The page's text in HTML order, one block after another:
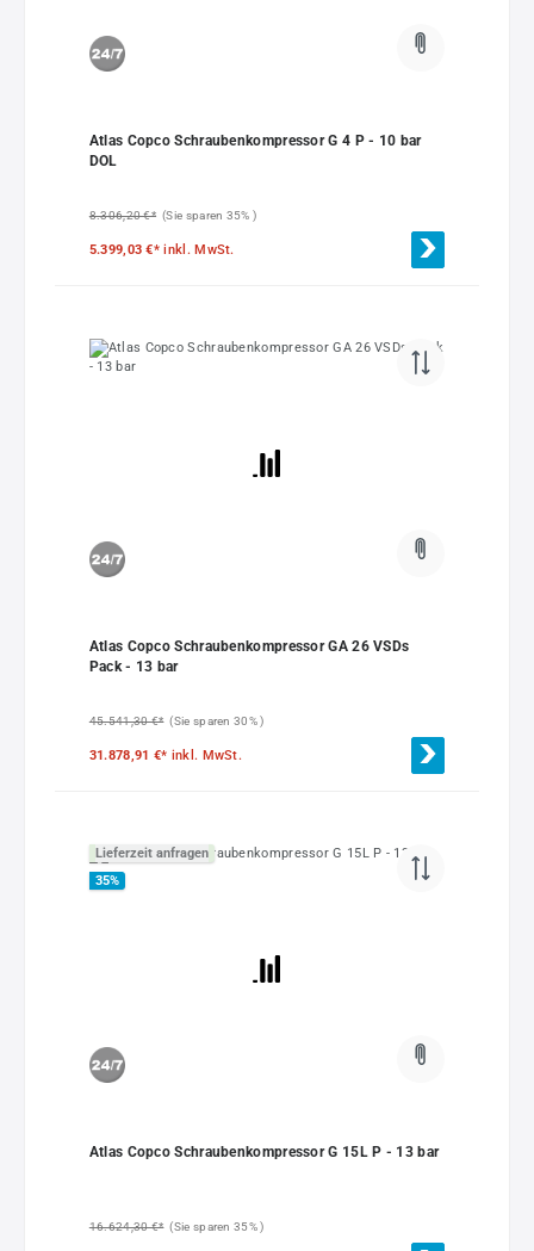
Atlas Copco Schraubenkompressor G 4 P - 10 bar
DOL
8.306,20 €* (Sie sparen 35% )
5.399,03 €*inkl. MwSt.
Atlas Copco Schraubenkompressor GA 26 VSDs
Pack - 13 bar
45.541,30 €* (Sie sparen 30% )
31.878,91 €* inkl. MwSt.
Lieferzeit anfragen
35%
Atlas Copco Schraubenkompressor G 15L P - 13 bar
16.624,30 €* (Sie sparen 35% )